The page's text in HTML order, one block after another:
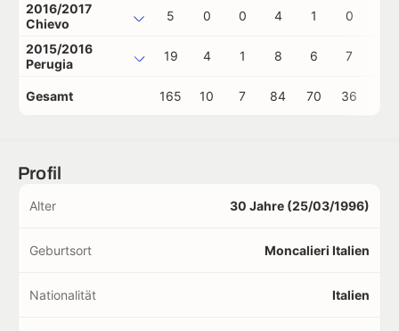
2016/2017
Chievo
5 0 0 4 1 0
2015/2016
Perugia
19 4 1 8 6 7
Gesamt 165 10 7 84 70 36
Profil
Alter 30 Jahre (25/03/1996)
Geburtsort Moncalieri Italien
Nationalität Italien